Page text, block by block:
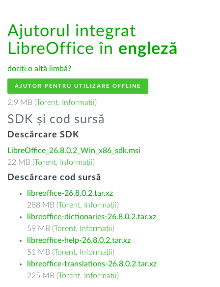
Ajutorul integrat
LibreOffice în engleză
doriți o altă limbă?
AJUTOR PENTRU UTILIZARE OFFLINE
2.9 MB (Torent, Informații)
SDK și cod sursă
Descărcare SDK
LibreOffice_26.8.0.2_Win_x86_sdk.msi
22 MB (Torent, Informații)
Descărcare cod sursă
libreoffice-26.8.0.2.tar.xz
288 MB (Torent, Informații)
libreoffice-dictionaries-26.8.0.2.tar.xz
59 MB (Torent, Informații)
libreoffice-help-26.8.0.2.tar.xz
51 MB (Torent, Informații)
libreoffice-translations-26.8.0.2.tar.xz
225 MB (Torent, Informații)